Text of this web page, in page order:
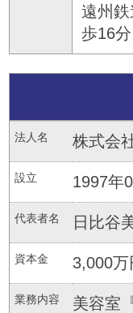
遠州
歩16分
法人名 株式会
設立 1997年
代表者名 日比谷
資本金 3,000万
業務内容 美容室